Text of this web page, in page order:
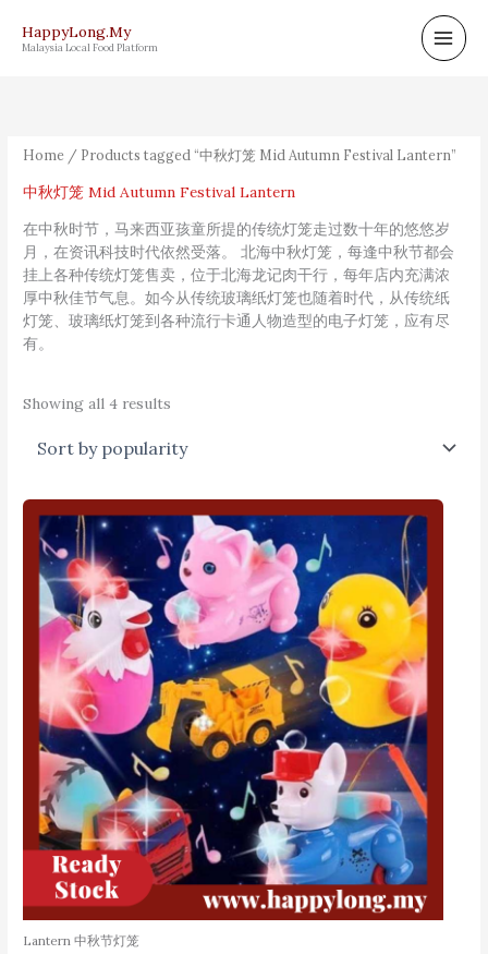
content
HappyLong.My
Malaysia Local Food Platform
Home / Products tagged “中秋灯笼 Mid Autumn Festival Lantern”
中秋灯笼 Mid Autumn Festival Lantern
在中秋时节，马来西亚孩童所提的传统灯笼走过数十年的悠悠岁
月，在资讯科技时代依然受落。 北海中秋灯笼，每逢中秋节都会
挂上各种传统灯笼售卖，位于北海龙记肉干行，每年店内充满浓
厚中秋佳节气息。如今从传统玻璃纸灯笼也随着时代，从传统纸
灯笼、玻璃纸灯笼到各种流行卡通人物造型的电子灯笼，应有尽
有。
Showing all 4 results
Lantern 中秋节灯笼